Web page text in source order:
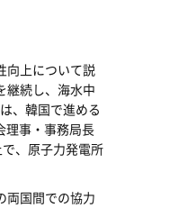
向上について説
継続し、海水中
、韓国で進める
理事・事務局長
、原子力発電所
両国間での協力